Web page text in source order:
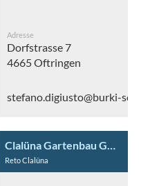
Adresse
Dorfstrasse 7
4665 Oftringen
stefano.digiusto@burki-
Clalüna Gartenbau GmbH
Reto Clalüna